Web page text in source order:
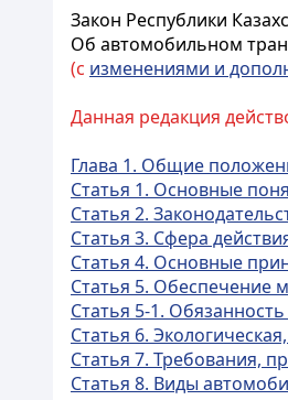
Закон Республики
Об автомобильном
(с изменениями и
Данная редакция
Глава 1. Общие
Статья 1. Основные
Статья 2.
Статья 3. Сфера
Статья 4. Основные
Статья 5. Обеспечение
Статья 5-1.
Статья 6.
Статья 7. Требования,
Статья 8. Виды